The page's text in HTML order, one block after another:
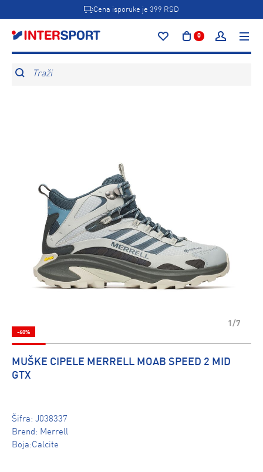
Cena isporuke je 399 RSD
0
Traži
1/7
-60%
MUŠKE CIPELE MERRELL MOAB SPEED 2 MID
GTX
Šifra: J038337
Brend: Merrell
Boja:Calcite